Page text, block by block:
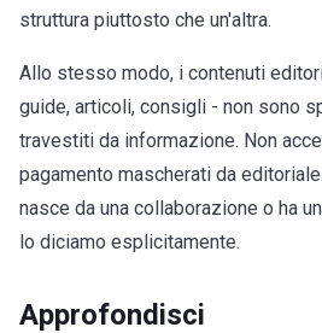
struttura piuttosto che un'altra.
Allo stesso modo, i contenuti
guide, articoli, consigli - non sono
travestiti da informazione. Non
pagamento mascherati da
nasce da una collaborazione o ha
lo diciamo esplicitamente.
Approfondisci